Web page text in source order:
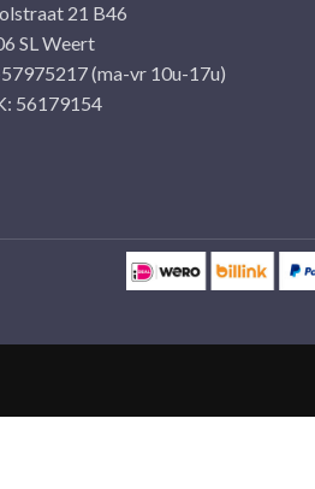
21 B46
SL Weert
(ma-vr 10u-17u)
56179154